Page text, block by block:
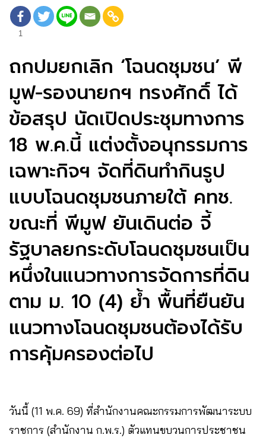
1
ถกปมยกเลิก ‘โฉนดชุมชน’ พี
มูฟ-รองนายกฯ ทรงศักดิ์ ได้
ข้อสรุป นัดเปิดประชุมทางการ
18 พ.ค.นี้ แต่งตั้งอนุกรรมการ
เฉพาะกิจฯ จัดที่ดินทำกินรูป
แบบโฉนดชุมชนภายใต้ คทช.
ขณะที่ พีมูฟ ยันเดินต่อ จี้
รัฐบาลยกระดับโฉนดชุมชนเป็น
หนึ่งในแนวทางการจัดการที่ดิน
ตาม ม. 10 (4) ย้ำ พื้นที่ยืนยัน
แนวทางโฉนดชุมชนต้องได้รับ
การคุ้มครองต่อไป
วันนี้ (11 พ.ค. 69) ที่สำนักงานคณะกรรมการพัฒนาระบบ
ราชการ (สำนักงาน ก.พ.ร.) ตัวแทนขบวนการประชาชน